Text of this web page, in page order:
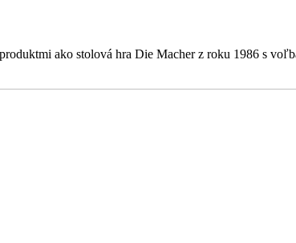
ako stolová hra Die Macher z roku 1986 s